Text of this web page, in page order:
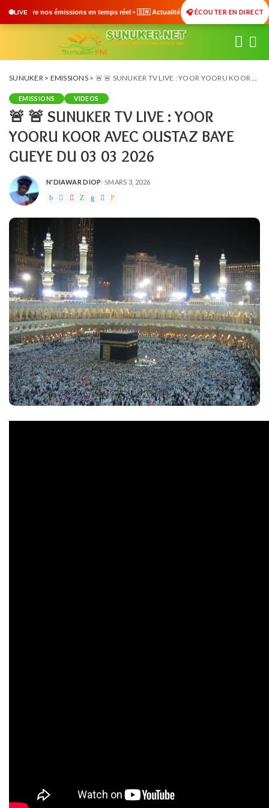
LIVE
temps réel • 🇸🇳 Actualités du Sénégal • 🌍 Actualités Internationales • 🎙️
🎧 ÉCOUTER EN DIRECT
SUNUKER> EMISSIONS> 🚨 🚨 SUNUKER TV LIVE : YOOR YOORU KOOR AVEC OUSTAZ BAYE GUEYE DU 03 03 2026
EMISSIONS VIDEOS
🚨 🚨 SUNUKER TV LIVE : YOOR
YOORU KOOR AVEC OUSTAZ BAYE
GUEYE DU 03 03 2026
POSTED
BY
N'DIAWAR DIOP MARS 3, 2026